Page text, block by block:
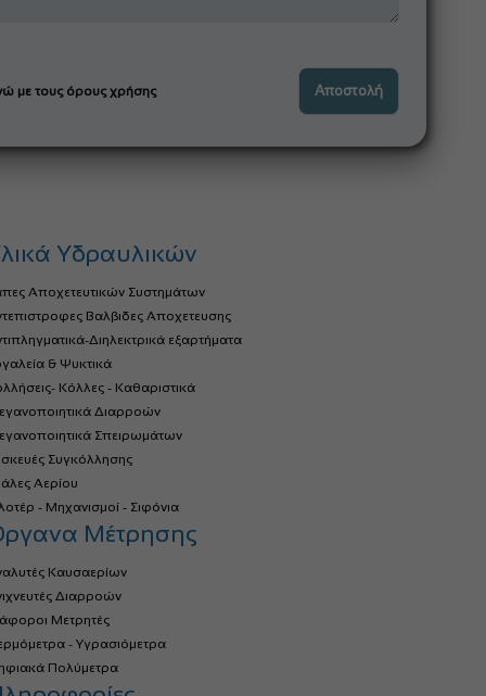
με τους όρους χρήσης
Υδραυλικών
Αποχετευτικών Συστημάτων
Βαλβιδες Αποχετευσης
Διηλεκτρικά εξαρτήματα
& Ψυκτικά
Κόλλες - Καθαριστικά
Διαρροών
Σπειρωμάτων
Συγκόλλησης
Αερίου
- Μηχανισμοί - Σιφόνια
Μέτρησης
Καυσαερίων
Διαρροών
Μετρητές
- Υγρασιόμετρα
Πολύμετρα